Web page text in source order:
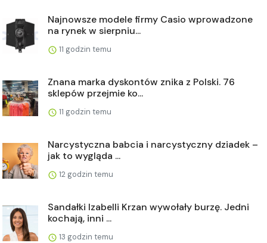
Najnowsze modele firmy Casio wprowadzone
na rynek w sierpniu...
11 godzin temu
Znana marka dyskontów znika z Polski. 76
sklepów przejmie ko...
11 godzin temu
Narcystyczna babcia i narcystyczny dziadek –
jak to wygląda ...
12 godzin temu
Sandałki Izabelli Krzan wywołały burzę. Jedni
kochają, inni ...
13 godzin temu